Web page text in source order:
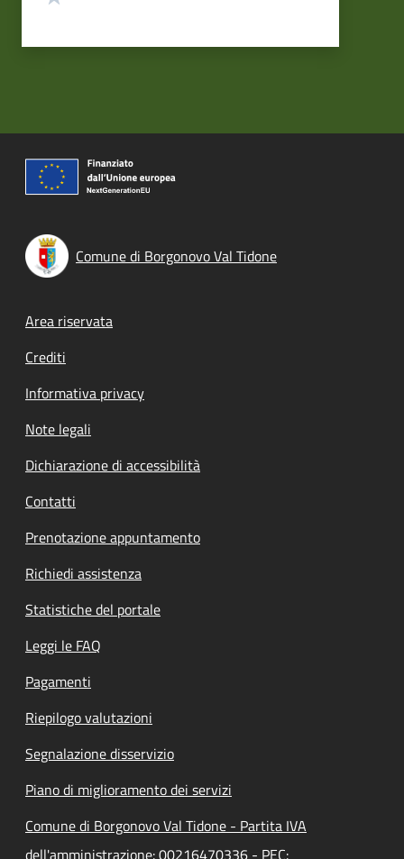
Comune di Borgonovo Val Tidone
Footer menu
Area riservata
Crediti
Informativa privacy
Note legali
Dichiarazione di accessibilità
Contatti
Prenotazione appuntamento
Richiedi assistenza
Statistiche del portale
Leggi le FAQ
Pagamenti
Riepilogo valutazioni
Segnalazione disservizio
Piano di miglioramento dei servizi
Comune di Borgonovo Val Tidone - Partita IVA
dell'amministrazione: 00216470336 - PEC: